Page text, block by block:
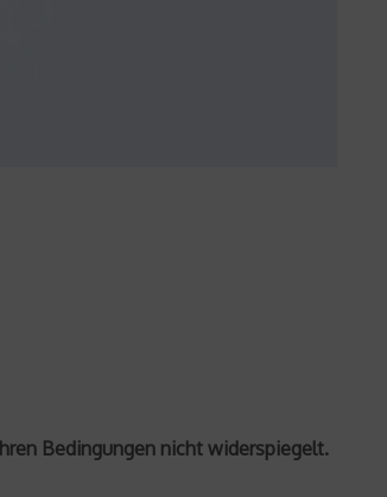
Bedingungen nicht widerspiegelt.